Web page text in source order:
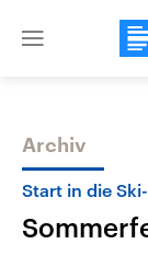
Close
Themen
Archiv
Start in die